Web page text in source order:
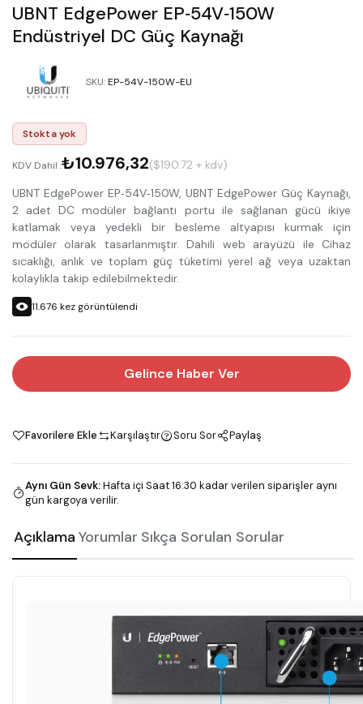
UBNT EdgePower EP‑54V‑150W
Endüstriyel DC Güç Kaynağı
SKU:EP-54V-150W-EU
Stokta yok
KDV Dahil :₺10.976,32($190.72 + kdv)
UBNT EdgePower EP‑54V‑150W, UBNT EdgePower Güç Kaynağı,
2 adet DC modüler bağlantı portu ile sağlanan gücü ikiye
katlamak veya yedekli bir besleme altyapısı kurmak için
modüler olarak tasarlanmıştır. Dahili web arayüzü ile Cihaz
sıcaklığı, anlık ve toplam güç tüketimi yerel ağ veya uzaktan
kolaylıkla takip edilebilmektedir.
11.676 kez görüntülendi
Gelince Haber Ver
Favorilere Ekle Karşılaştır Soru Sor Paylaş
Aynı Gün Sevk:Hafta içi Saat 16:30 kadar verilen siparişler aynı
gün kargoya verilir.
Açıklama Yorumlar Sıkça Sorulan Sorular